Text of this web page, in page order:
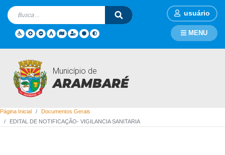
usuário
Município de
ARAMBARÉ
MENU
Documentos Gerais
Página Inicial
Documentos Gerais
EDITAL DE NOTIFICAÇÃO- VIGILANCIA SANITARIA